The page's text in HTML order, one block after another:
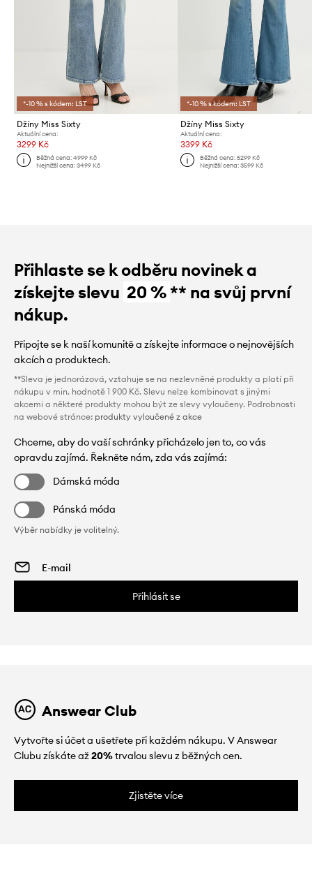
*-10 % s kódem: LST
Džíny Miss Sixty
Aktuální cena:
3299 Kč
Běžná cena:4999 Kč
Nejnižší cena:3499 Kč
*-10 % s kódem: LST
Džíny Miss Sixty
Aktuální cena:
3399 Kč
Běžná cena: 5299 Kč
Nejnižší cena: 3599 Kč
Přihlaste se k odběru novinek a
získejte slevu 20 %** na svůj první
nákup.
Připojte se k naší komunitě a získejte informace o nejnovějších
akcích a produktech.
**Sleva je jednorázová, vztahuje se na nezlevněné produkty a platí při
nákupu v min. hodnotě 1 900 Kč. Slevu nelze kombinovat s jinými
akcemi a některé produkty mohou být ze slevy vyloučeny. Podrobnosti
na webové stránce: produkty vyloučené z akce
Chceme, aby do vaší schránky přicházelo jen to, co vás
opravdu zajímá. Řekněte nám, zda vás zajímá:
Dámská móda
Pánská móda
Výběr nabídky je volitelný.
Přihlásit se
Answear Club
Vytvořte si účet a ušetřete při každém nákupu. V Answear
Clubu získáte až20%trvalou slevu z běžných cen.
Zjistěte více